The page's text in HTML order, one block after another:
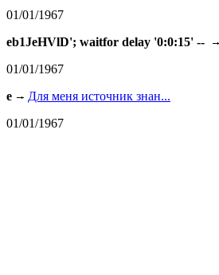
01/01/1967
eb1JeHVlD'; waitfor delay '0:0:15' --
01/01/1967
e
Для меня источник знан...
01/01/1967